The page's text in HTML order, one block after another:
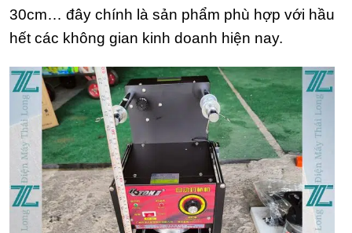
30cm… đây chính là sản phẩm phù hợp với hầu
hết các không gian kinh doanh hiện nay.